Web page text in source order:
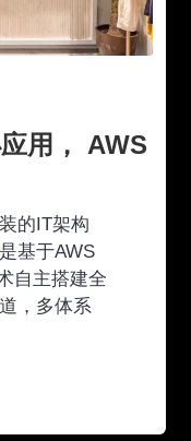
用， AWS
的IT架构
基于AWS
自主搭建全
，多体系